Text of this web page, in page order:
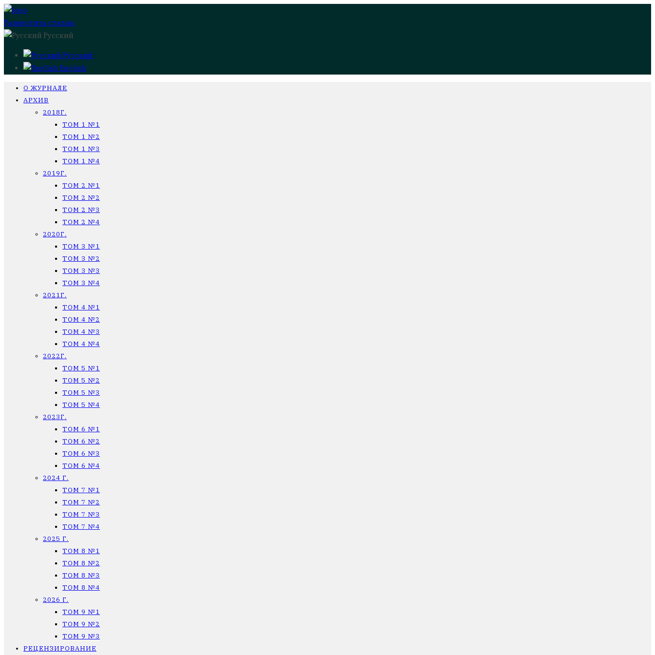
Разместить статью
Русский
Русский
English
О ЖУРНАЛЕ
АРХИВ
2018Г.
ТОМ 1 №1
ТОМ 1 №2
ТОМ 1 №3
ТОМ 1 №4
2019Г.
ТОМ 2 №1
ТОМ 2 №2
ТОМ 2 №3
ТОМ 2 №4
2020Г.
ТОМ 3 №1
ТОМ 3 №2
ТОМ 3 №3
ТОМ 3 №4
2021Г.
ТОМ 4 №1
ТОМ 4 №2
ТОМ 4 №3
ТОМ 4 №4
2022Г.
ТОМ 5 №1
ТОМ 5 №2
ТОМ 5 №3
ТОМ 5 №4
2023Г.
ТОМ 6 №1
ТОМ 6 №2
ТОМ 6 №3
ТОМ 6 №4
2024 Г.
ТОМ 7 №1
ТОМ 7 №2
ТОМ 7 №3
ТОМ 7 №4
2025 Г.
ТОМ 8 №1
ТОМ 8 №2
ТОМ 8 №3
ТОМ 8 №4
2026 Г.
ТОМ 9 №1
ТОМ 9 №2
ТОМ 9 №3
РЕЦЕНЗИРОВАНИЕ